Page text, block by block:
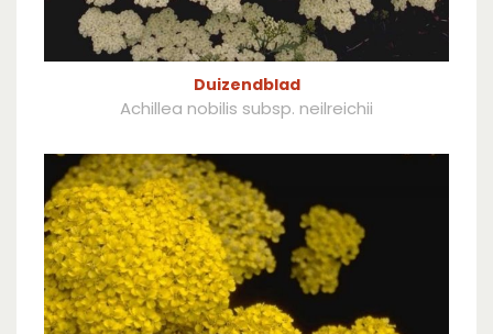
Duizendblad
Achillea nobilis subsp. neilreichii